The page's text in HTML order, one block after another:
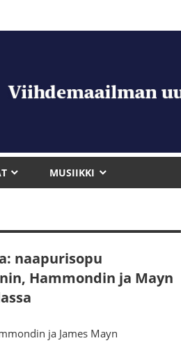
MUSIIKKI
naapurisopu
Hammondin ja Mayn
ja James Mayn